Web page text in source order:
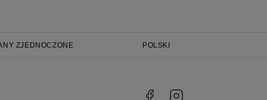
ZJEDNOCZONE POLSKI